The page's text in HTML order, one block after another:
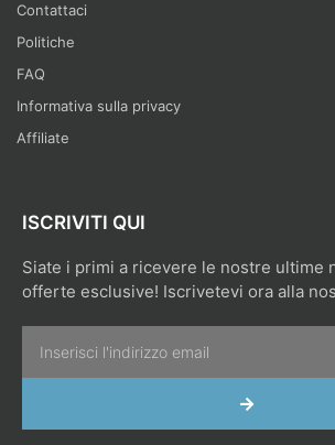
Contattaci
Politiche
FAQ
Informativa sulla privacy
Affiliate
ISCRIVITI QUI
Siate i primi a ricevere le nostre ultime
offerte esclusive! Iscrivetevi ora alla
INVIA